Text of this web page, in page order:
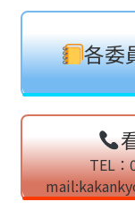
各委
TEL：